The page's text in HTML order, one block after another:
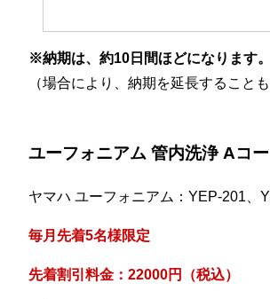
※納期は、約10日間ほどになります。
（場合により、納期を延長することも
ユーフォニアム 管内洗浄 Aコ
ヤマハ ユーフォニアム：YEP-201、
毎月先着5名様限定
先着割引料金：22000円（税込）